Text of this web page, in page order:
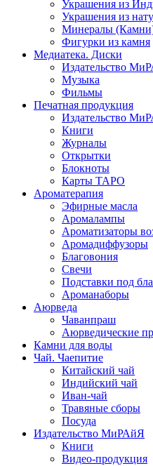
Украшения из
Украшения из
Минералы
Фигурки из камня
Медиатека. Диски
Издательство
Музыка
Фильмы
Печатная продукция
Издательство
Книги
Журналы
Открытки
Блокноты
Карты ТАРО
Ароматерапия
Эфирные масла
Аромалампы
Ароматизаторы
Аромадиффузоры
Благовония
Свечи
Подставки под
Ароманаборы
Аюрведа
Чаванпраш
Аюрведические
Камни для воды
Чай. Чаепитие
Китайский чай
Индийский чай
Иван-чай
Травяные сборы
Посуда
Издательство МиРАйЯ
Книги
Видео-продукция